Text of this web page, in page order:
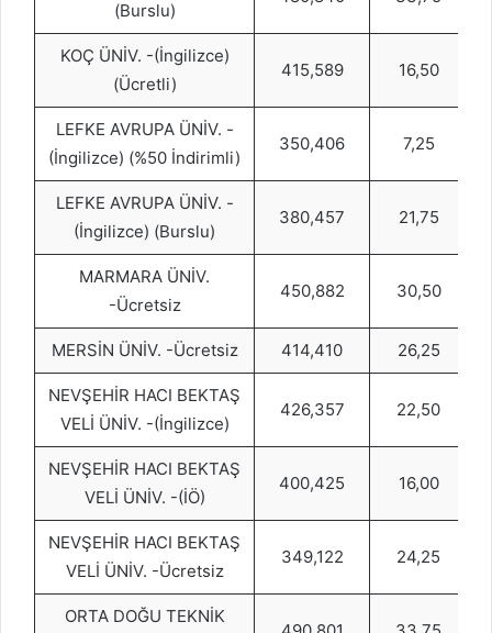
(Burslu)
KOÇ ÜNİV. -(İngilizce)
(Ücretli)
415,589 16,50
LEFKE AVRUPA ÜNİV. -
(İngilizce) (%50 İndirimli)
350,406 7,25
LEFKE AVRUPA ÜNİV. -
(İngilizce) (Burslu)
380,457 21,75
MARMARA ÜNİV.
-Ücretsiz
450,882 30,50
MERSİN ÜNİV. -Ücretsiz 414,410 26,25
NEVŞEHİR HACI BEKTAŞ
VELİ ÜNİV. -(İngilizce)
426,357 22,50
NEVŞEHİR HACI BEKTAŞ
VELİ ÜNİV. -(İÖ)
400,425 16,00
NEVŞEHİR HACI BEKTAŞ
VELİ ÜNİV. -Ücretsiz
349,122 24,25
ORTA DOĞU TEKNİK